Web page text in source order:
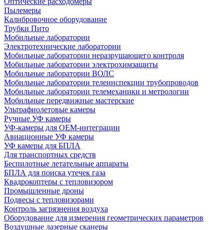
Пылемеры
Калибровочное оборудование
Трубки Пито
Мобильные лаборатории
Электротехнические лаборатории
Мобильные лаборатории неразрушающего контроля
Мобильные лаборатории электрохимзащиты
Мобильные лаборатории ВОЛС
Мобильные лаборатории телеинспекции трубопроводов
Мобильные лаборатории телемеханики и метрологии
Мобильные передвижные мастерские
Ультрафиолетовые камеры
Ручные УФ камеры
УФ-камеры для OEM-интеграции
Авиационные УФ камеры
УФ камеры для БПЛА
Для транспортных средств
Беспилотные летательные аппараты
БПЛА для поиска утечек газа
Квадрокоптеры с тепловизором
Промышленные дроны
Подвесы с тепловизорами
Контроль загрязнения воздуха
Оборудование для измерения геометрических параметров
Воздушные лазерные сканеры